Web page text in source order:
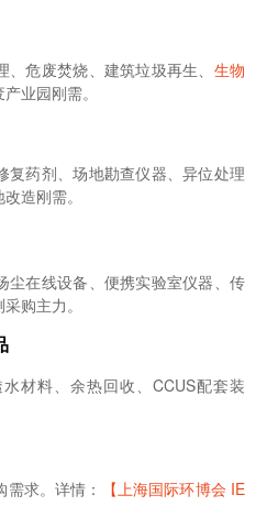
危废焚烧、建筑垃圾再生、 生物
业园刚需。
复药剂、场地勘查仪器、异位处理
造刚需。
尘在线设备、便携实验室仪器、传
购主力。
材料、余热回收、CCUS配套装
求。详情：
【上海国际环博会 IE